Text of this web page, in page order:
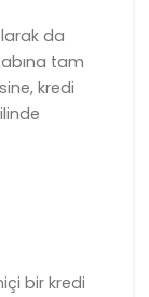
da
tam
kredi
bir kredi